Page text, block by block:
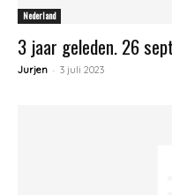
Nederland
3 jaar geleden. 26
Jurjen - 3 juli 2023